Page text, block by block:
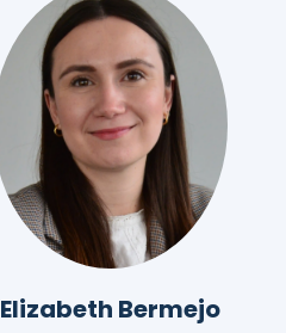
Elizabeth Bermejo